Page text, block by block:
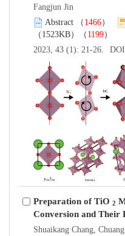
Fangjun Jin
Abstract （ 1466）
（1523KB）（ 1199）
2023, 43 (1): 21-26.
Preparation of TiO 2
Conversion and Their
Shuaikang Chang,